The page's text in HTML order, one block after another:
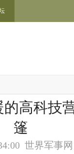
高科技
篷
世界军事